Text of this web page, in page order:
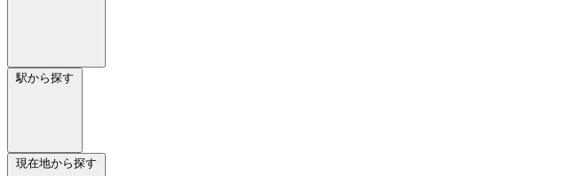
駅から探す
現在地から探す